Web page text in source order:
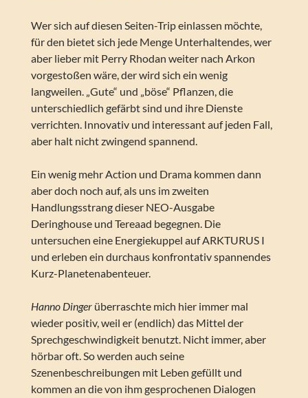
Wer sich auf diesen Seiten-Trip einlassen möchte,
für den bietet sich jede Menge Unterhaltendes, wer
aber lieber mit Perry Rhodan weiter nach Arkon
vorgestoßen wäre, der wird sich ein wenig
langweilen. „Gute“ und „böse“ Pflanzen, die
unterschiedlich gefärbt sind und ihre Dienste
verrichten. Innovativ und interessant auf jeden Fall,
aber halt nicht zwingend spannend.
Ein wenig mehr Action und Drama kommen dann
aber doch noch auf, als uns im zweiten
Handlungsstrang dieser NEO-Ausgabe
Deringhouse und Tereaad begegnen. Die
untersuchen eine Energiekuppel auf ARKTURUS I
und erleben ein durchaus konfrontativ spannendes
Kurz-Planetenabenteuer.
Hanno Dingerüberraschte mich hier immer mal
wieder positiv, weil er (endlich) das Mittel der
Sprechgeschwindigkeit benutzt. Nicht immer, aber
hörbar oft. So werden auch seine
Szenenbeschreibungen mit Leben gefüllt und
kommen an die von ihm gesprochenen Dialogen